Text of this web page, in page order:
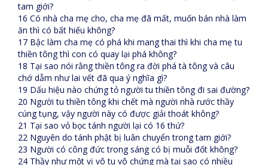
tam giới?
16 Có nhà cha mẹ cho, cha mẹ đã mất, muốn bán nhà làm
ăn thì có bất hiếu không?
17 Bậc làm cha mẹ có phá khi mang thai thì khi cha mẹ tu
thiền tông thì con có quay lại phá không?
18 Tại sao nói rằng thiền tông ra đời phá tà tông và câu
chớ dẫm như lai vết đã qua ý nghĩa gì?
19 Dấu hiệu nào chứng tỏ người tu thiền tông đi sai đường?
20 Người tu thiền tông khi chết mà người nhà rước thầy
cúng tụng, vậy người này có được giải thoát không?
21 Tại sao vỏ bọc tánh người lại có 16 thứ?
22 Nguyên do tánh phật bị luân chuyển trong tam giới?
23 Người có công đức trong sáng có bị muỗi đốt không?
24 Thầy như một vị vô tu vô chứng mà tại sao có nhiều